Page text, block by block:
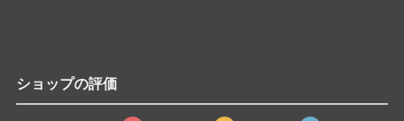
ショップの評価